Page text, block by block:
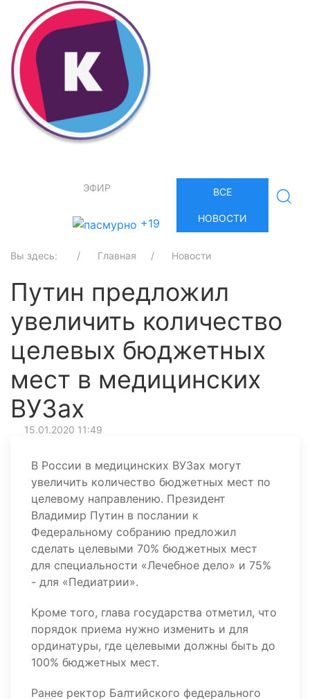
ЭФИР
+19
ВСЕ
НОВОСТИ
Вы здесь: Главная Новости
Путин предложил
увеличить количество
целевых бюджетных
мест в медицинских
ВУЗах
15.01.2020 11:49
В России в медицинских ВУЗах могут
увеличить количество бюджетных мест по
целевому направлению. Президент
Владимир Путин в послании к
Федеральному собранию предложил
сделать целевыми 70% бюджетных мест
для специальности «Лечебное дело» и 75%
- для «Педиатрии».
Кроме того, глава государства отметил, что
порядок приема нужно изменить и для
ординатуры, где целевыми должны быть до
100% бюджетных мест.
Ранее ректор Балтийского федерального